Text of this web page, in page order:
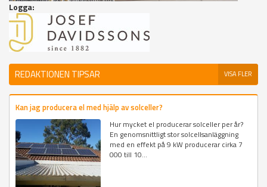
Logga:
REDAKTIONEN TIPSAR VISA FLER
Kan jag producera el med hjälp av solceller?
Hur mycket el producerar solceller per år?
En genomsnittligt stor solcellsanläggning
med en effekt på 9 kW producerar cirka 7
000 till 10...